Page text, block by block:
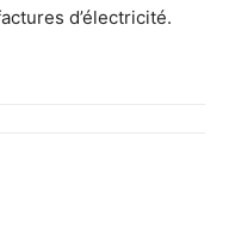
d’électricité.